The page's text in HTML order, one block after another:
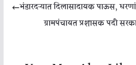
भंडारदऱ्यात दिलासादायक पाऊस,
ग्रामपंचायत प्रशासक पदी